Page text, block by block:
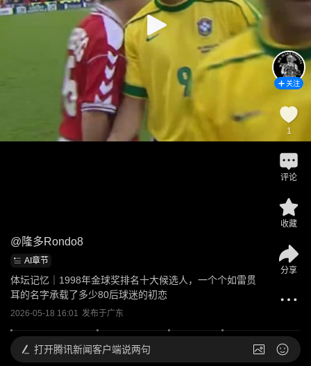
@ 隆多Rondo8
AI章节
体坛记忆｜1998年金球奖排名十大候选人，一个个如雷贯
耳的名字承载了多少80后球迷的初恋
2026-05-18 16:01 发布于广东
关注
1
评论
收藏
分享
打开腾讯新闻客户端说两句